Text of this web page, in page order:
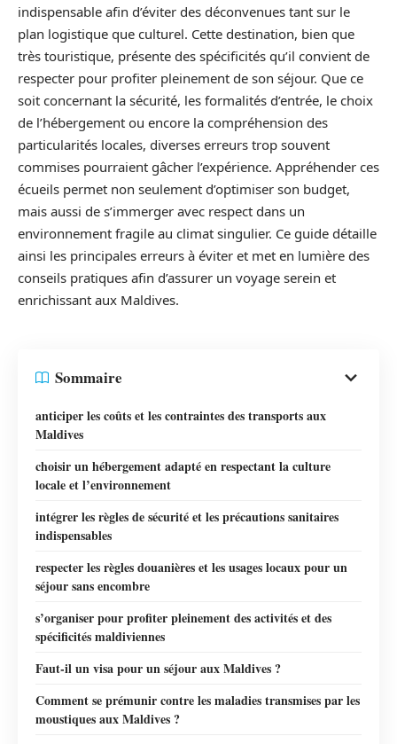
indispensable afin d’éviter des déconvenues tant sur le
plan logistique que culturel. Cette destination, bien que
très touristique, présente des spécificités qu’il convient de
respecter pour profiter pleinement de son séjour. Que ce
soit concernant la sécurité, les formalités d’entrée, le choix
de l’hébergement ou encore la compréhension des
particularités locales, diverses erreurs trop souvent
commises pourraient gâcher l’expérience. Appréhender ces
écueils permet non seulement d’optimiser son budget,
mais aussi de s’immerger avec respect dans un
environnement fragile au climat singulier. Ce guide détaille
ainsi les principales erreurs à éviter et met en lumière des
conseils pratiques afin d’assurer un voyage serein et
enrichissant aux Maldives.
Sommaire
anticiper les coûts et les contraintes des transports aux
Maldives
choisir un hébergement adapté en respectant la culture
locale et l’environnement
intégrer les règles de sécurité et les précautions sanitaires
indispensables
respecter les règles douanières et les usages locaux pour un
séjour sans encombre
s’organiser pour profiter pleinement des activités et des
spécificités maldiviennes
Faut-il un visa pour un séjour aux Maldives ?
Comment se prémunir contre les maladies transmises par les
moustiques aux Maldives ?